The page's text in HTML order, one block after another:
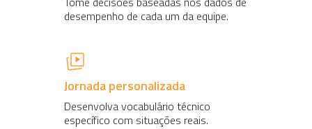
desempenho de cada um da equipe.
Jornada personalizada
Desenvolva vocabulário técnico
específico com situações reais.